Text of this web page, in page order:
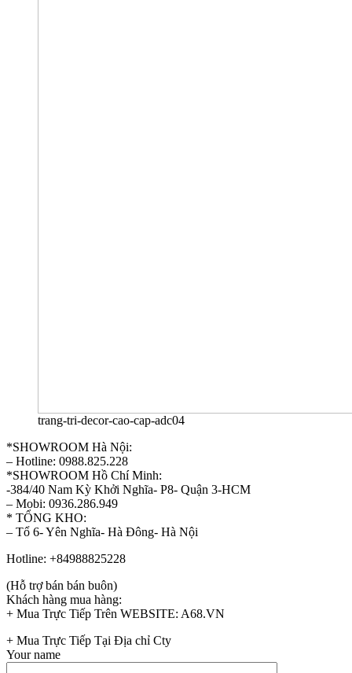
trang-tri-decor-cao-cap-adc04
*SHOWROOM Hà Nội:
– Hotline: 0988.825.228
*SHOWROOM Hồ Chí Minh:
-384/40 Nam Kỳ Khởi Nghĩa- P8- Quận 3-HCM
– Mobi: 0936.286.949
* TỔNG KHO:
– Tổ 6- Yên Nghĩa- Hà Đông- Hà Nội
Hotline: +84988825228
(Hỗ trợ bán bán buôn)
Khách hàng mua hàng:
+ Mua Trực Tiếp Trên WEBSITE: A68.VN
+ Mua Trực Tiếp Tại Địa chỉ Cty
Your name